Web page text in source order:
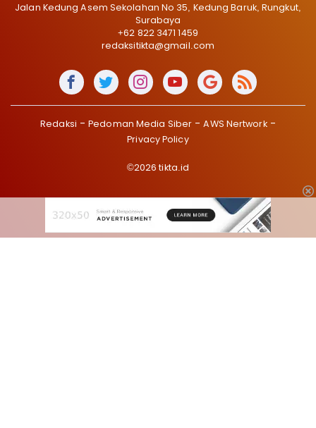
Jalan Kedung Asem Sekolahan No 35, Kedung Baruk, Rungkut,
Surabaya
+62 822 3471 1459
redaksitikta@gmail.com
Redaksi Pedoman Media Siber
AWS Nertwork
Privacy Policy
©2026 tikta.id